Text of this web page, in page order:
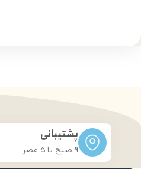
پشتیبانی
9 صبح تا ۵ عصر